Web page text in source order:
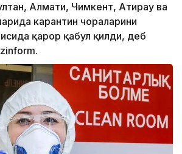
Алмати, Чимкент, Атирау ва
карантин чораларини
қарор қабул қилди, деб